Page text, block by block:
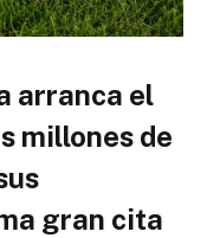
arranca el
millones de
gran cita